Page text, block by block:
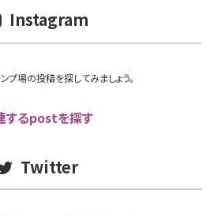
Instagram
プ場の投稿を探してみましょう。
するpostを探す
Twitter